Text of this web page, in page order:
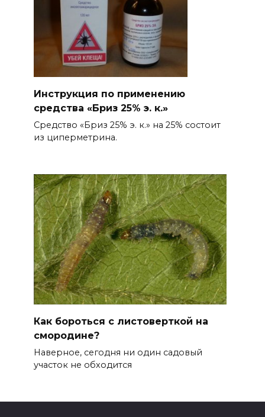
Инструкция по применению
средства «Бриз 25% э. к.»
Средство «Бриз 25% э. к.» на 25% состоит
из циперметрина.
Как бороться с листоверткой на
смородине?
Наверное, сегодня ни один садовый
участок не обходится